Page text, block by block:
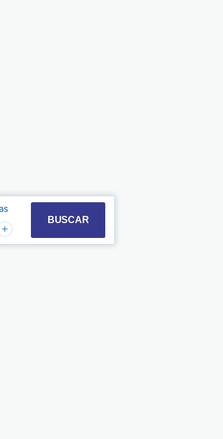
calendar and select a date. Press the
with the calendar and select a date.
BUSCAR